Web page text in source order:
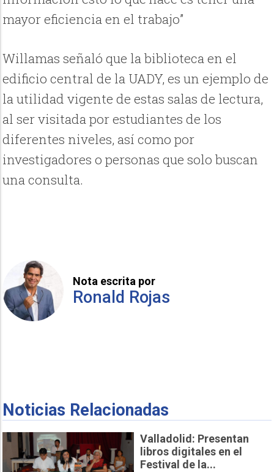
mayor eficiencia en el trabajo”
Willamas señaló que la biblioteca en el
edificio central de la UADY, es un ejemplo de
la utilidad vigente de estas salas de lectura,
al ser visitada por estudiantes de los
diferentes niveles, así como por
investigadores o personas que solo buscan
una consulta.
Nota escrita por
Ronald Rojas
Noticias Relacionadas
Valladolid: Presentan
libros digitales en el
Festival de la...